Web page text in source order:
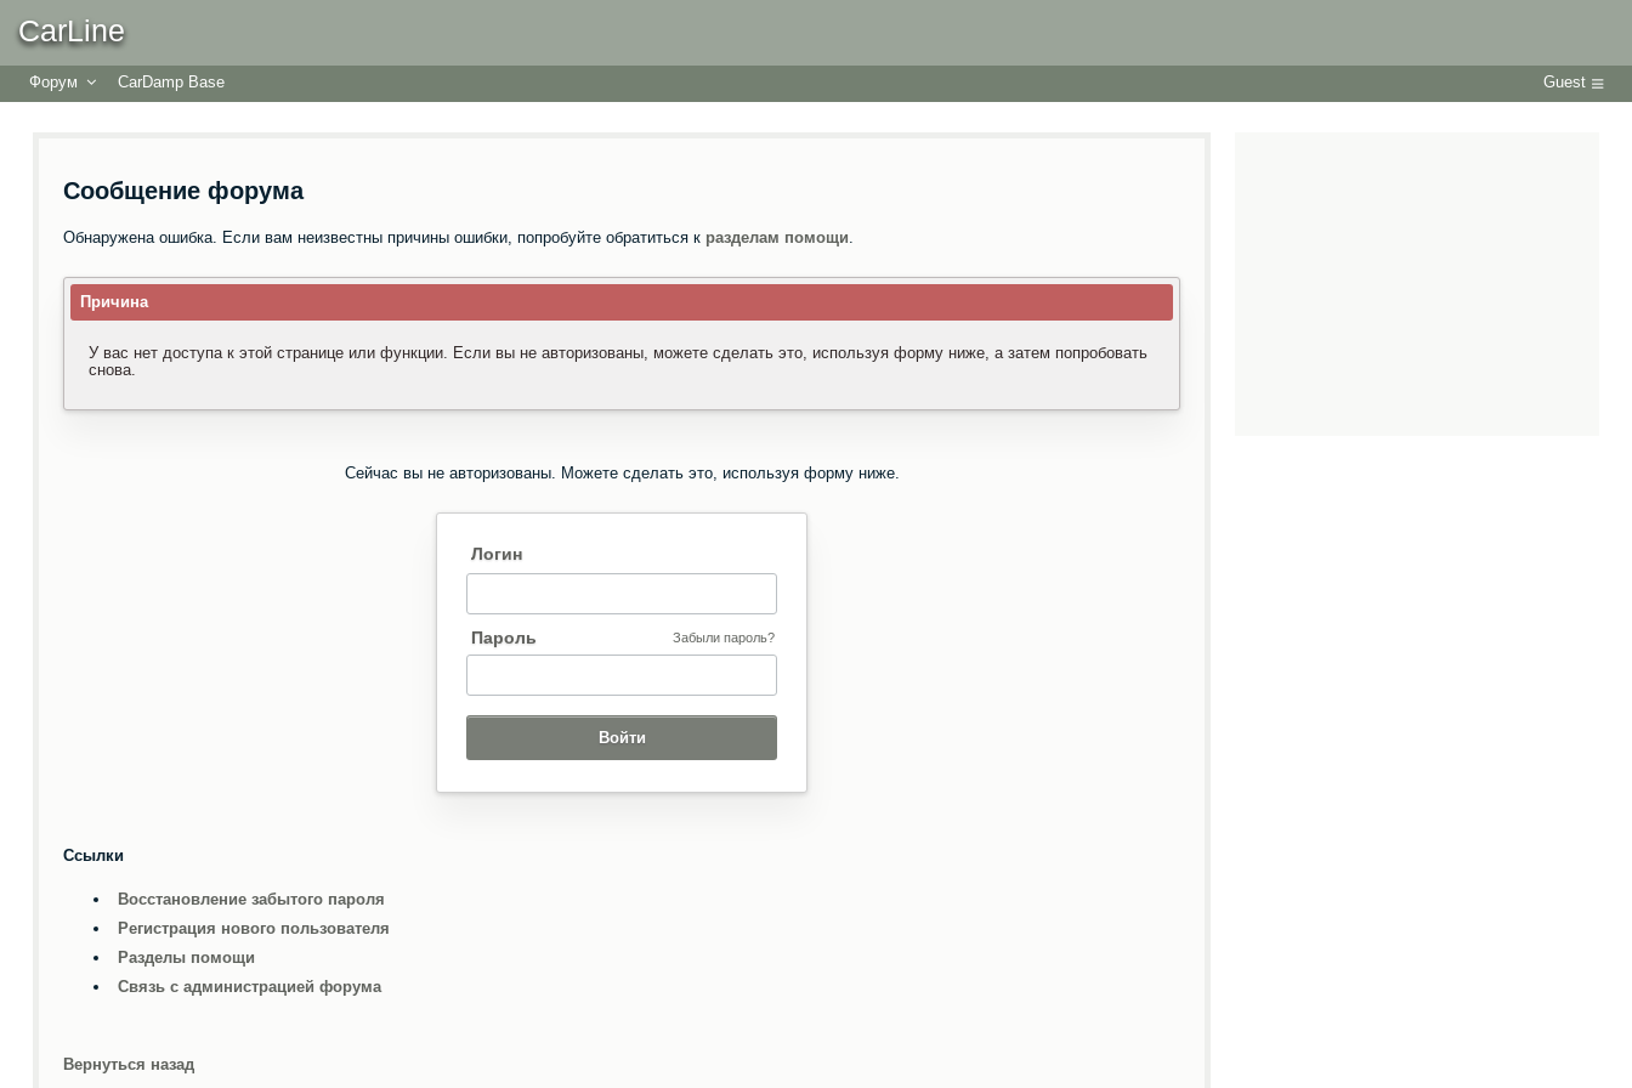
CarLine
Форум CarDamp Base Guest
Сообщение форума
Обнаружена ошибка. Если вам неизвестны причины ошибки, попробуйте обратиться к разделам помощи.
Причина
У вас нет доступа к этой странице или функции. Если вы не авторизованы, можете сделать это, используя форму ниже, а затем попробовать
снова.
Сейчас вы не авторизованы. Можете сделать это, используя форму ниже.
Логин
Пароль Забыли пароль?
Ссылки
Восстановление забытого пароля
Регистрация нового пользователя
Разделы помощи
Связь с администрацией форума
Вернуться назад